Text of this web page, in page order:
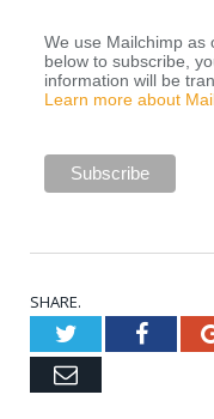
We use Mailchimp as
below to subscribe,
information will be
Learn more about
SHARE.
Twitter
Email